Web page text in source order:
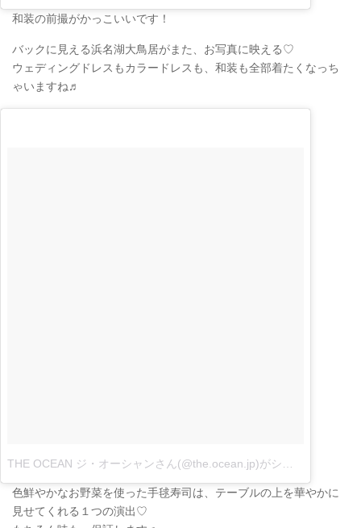
和装の前撮がかっこいいです！
バックに見える浜名湖大鳥居がまた、お写真に映える♡
ウェディングドレスもカラードレスも、和装も全部着たくなっち
ゃいますね♬
色鮮やかなお野菜を使った手毬寿司は、テーブルの上を華やかに
見せてくれる１つの演出♡